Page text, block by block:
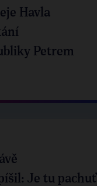
Havla
Petrem
Je tu pachuť